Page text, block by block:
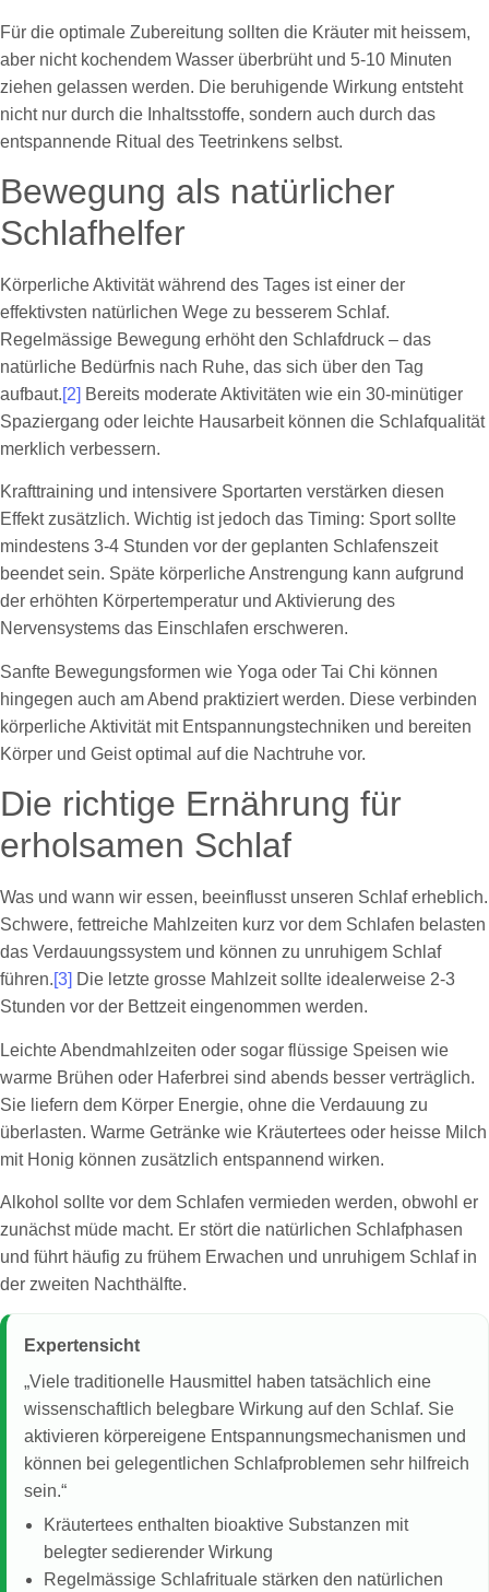
Für die optimale Zubereitung sollten die Kräuter mit heissem,
aber nicht kochendem Wasser überbrüht und 5-10 Minuten
ziehen gelassen werden. Die beruhigende Wirkung entsteht
nicht nur durch die Inhaltsstoffe, sondern auch durch das
entspannende Ritual des Teetrinkens selbst.
Bewegung als natürlicher
Schlafhelfer
Körperliche Aktivität während des Tages ist einer der
effektivsten natürlichen Wege zu besserem Schlaf.
Regelmässige Bewegung erhöht den Schlafdruck – das
natürliche Bedürfnis nach Ruhe, das sich über den Tag
aufbaut.[2] Bereits moderate Aktivitäten wie ein 30-minütiger
Spaziergang oder leichte Hausarbeit können die Schlafqualität
merklich verbessern.
Krafttraining und intensivere Sportarten verstärken diesen
Effekt zusätzlich. Wichtig ist jedoch das Timing: Sport sollte
mindestens 3-4 Stunden vor der geplanten Schlafenszeit
beendet sein. Späte körperliche Anstrengung kann aufgrund
der erhöhten Körpertemperatur und Aktivierung des
Nervensystems das Einschlafen erschweren.
Sanfte Bewegungsformen wie Yoga oder Tai Chi können
hingegen auch am Abend praktiziert werden. Diese verbinden
körperliche Aktivität mit Entspannungstechniken und bereiten
Körper und Geist optimal auf die Nachtruhe vor.
Die richtige Ernährung für
erholsamen Schlaf
Was und wann wir essen, beeinflusst unseren Schlaf erheblich.
Schwere, fettreiche Mahlzeiten kurz vor dem Schlafen belasten
das Verdauungssystem und können zu unruhigem Schlaf
führen.[3] Die letzte grosse Mahlzeit sollte idealerweise 2-3
Stunden vor der Bettzeit eingenommen werden.
Leichte Abendmahlzeiten oder sogar flüssige Speisen wie
warme Brühen oder Haferbrei sind abends besser verträglich.
Sie liefern dem Körper Energie, ohne die Verdauung zu
überlasten. Warme Getränke wie Kräutertees oder heisse Milch
mit Honig können zusätzlich entspannend wirken.
Alkohol sollte vor dem Schlafen vermieden werden, obwohl er
zunächst müde macht. Er stört die natürlichen Schlafphasen
und führt häufig zu frühem Erwachen und unruhigem Schlaf in
der zweiten Nachthälfte.
Expertensicht
„Viele traditionelle Hausmittel haben tatsächlich eine
wissenschaftlich belegbare Wirkung auf den Schlaf. Sie
aktivieren körpereigene Entspannungsmechanismen und
können bei gelegentlichen Schlafproblemen sehr hilfreich
sein.“
Kräutertees enthalten bioaktive Substanzen mit
belegter sedierender Wirkung
Regelmässige Schlafrituale stärken den natürlichen